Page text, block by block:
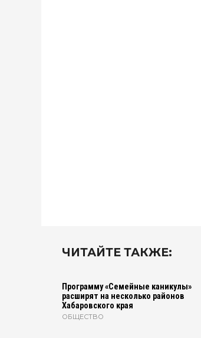
ЧИТАЙТЕ ТАКЖЕ:
Программу «Семейные каникулы»
расширят на несколько районов
Хабаровского края
ОБЩЕСТВО